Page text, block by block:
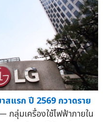
สแรก ปี 2569 กวาดราย
กลุ่มเครื่องใช้ไฟฟ้าภายใน